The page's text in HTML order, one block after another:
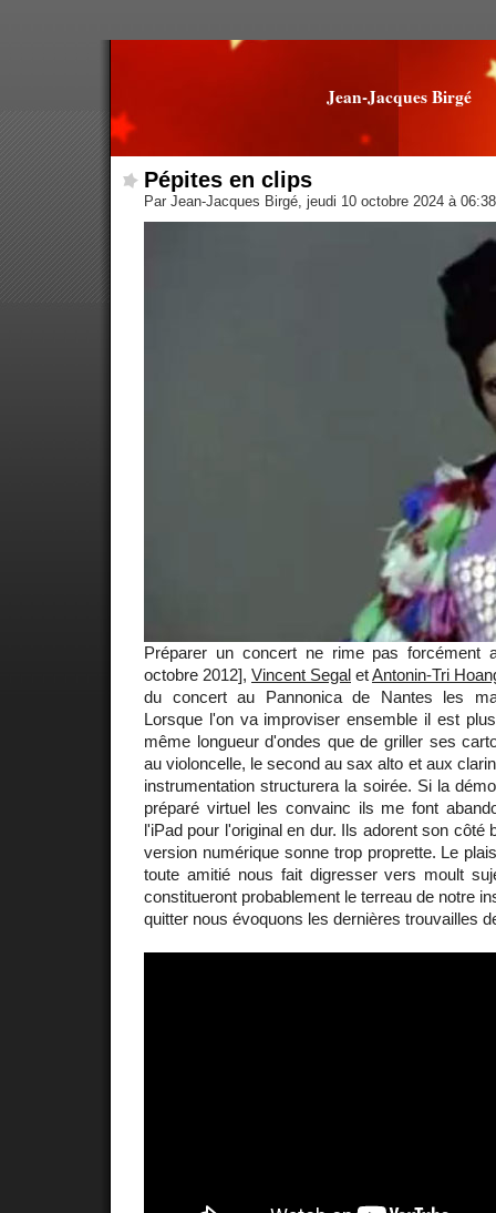
Jean-Jacques Birgé
Pépites en clips
Par Jean-Jacques Birgé, jeudi 10 octobre 2024 à
Préparer un concert ne rime pas forcément
octobre 2012], Vincent Segal etAntonin-Tri
du concert au Pannonica de Nantes les
Lorsque l'on va improviser ensemble il est
même longueur d'ondes que de griller ses
au violoncelle, le second au sax alto et aux
instrumentation structurera la soirée. Si la
préparé virtuel les convainc ils me font
l'iPad pour l'original en dur. Ils adorent son côté
version numérique sonne trop proprette. Le
toute amitié nous fait digresser vers moult
constitueront probablement le terreau de notre
quitter nous évoquons les dernières trouvailles